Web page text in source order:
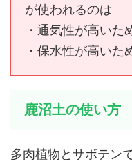
が使われるのは
・通気性が高いた
・保水性が高いた
鹿沼土の使い方
多肉植物とサボテン